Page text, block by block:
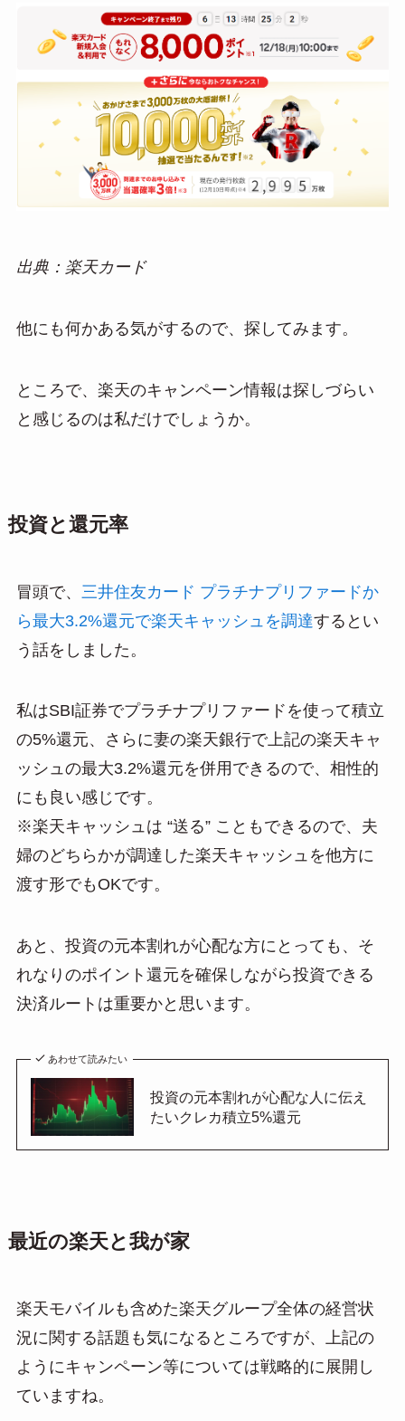
出典：楽天カード
他にも何かある気がするので、探してみます。
ところで、楽天のキャンペーン情報は探しづらい
と感じるのは私だけでしょうか。
投資と還元率
冒頭で、 三井住友カード プラチナプリファードか
ら最大3.2%還元で楽天キャッシュを調達するとい
う話をしました。
私はSBI証券でプラチナプリファードを使って積立
の5%還元、さらに妻の楽天銀行で上記の楽天キャ
ッシュの最大3.2%還元を併用できるので、相性的
にも良い感じです。
※楽天キャッシュは “送る” こともできるので、夫
婦のどちらかが調達した楽天キャッシュを他方に
渡す形でもOKです。
あと、投資の元本割れが心配な方にとっても、そ
れなりのポイント還元を確保しながら投資できる
決済ルートは重要かと思います。
あわせて読みたい
投資の元本割れが心配な人に伝え
たいクレカ積立5%還元
最近の楽天と我が家
楽天モバイルも含めた楽天グループ全体の経営状
況に関する話題も気になるところですが、上記の
ようにキャンペーン等については戦略的に展開し
ていますね。